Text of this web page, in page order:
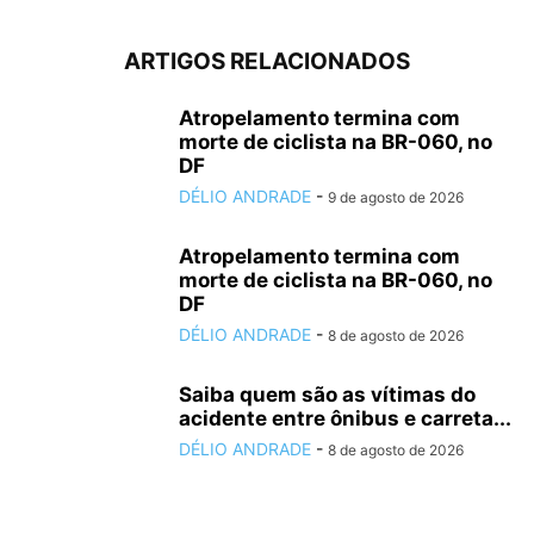
ARTIGOS RELACIONADOS
Atropelamento termina com
morte de ciclista na BR-060, no
DF
DÉLIO ANDRADE - 9 de agosto de 2026
Atropelamento termina com
morte de ciclista na BR-060, no
DF
DÉLIO ANDRADE - 8 de agosto de 2026
Saiba quem são as vítimas do
acidente entre ônibus e carreta...
DÉLIO ANDRADE - 8 de agosto de 2026